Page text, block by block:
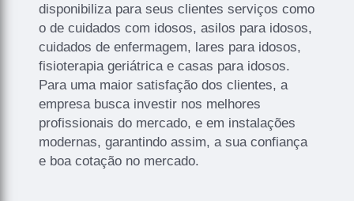
disponibiliza para seus clientes serviços como
o de cuidados com idosos, asilos para idosos,
cuidados de enfermagem, lares para idosos,
fisioterapia geriátrica e casas para idosos.
Para uma maior satisfação dos clientes, a
empresa busca investir nos melhores
profissionais do mercado, e em instalações
modernas, garantindo assim, a sua confiança
e boa cotação no mercado.